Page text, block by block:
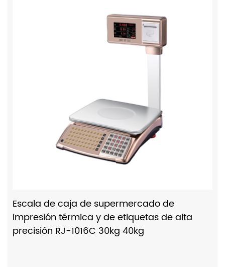
Escala de caja de supermercado de
impresión térmica y de etiquetas de alta
precisión RJ-1016C 30kg 40kg